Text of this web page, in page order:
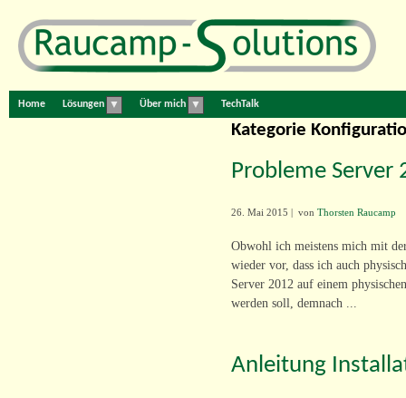
Home Lösungen ▼ Über mich ▼ TechTalk
Kategorie
Probleme Server
26. Mai 2015 | von Thorsten Raucamp
Obwohl ich meistens mich mit
wieder vor, dass ich auch
Server 2012 auf einem
werden soll, demnach ...
Anleitung